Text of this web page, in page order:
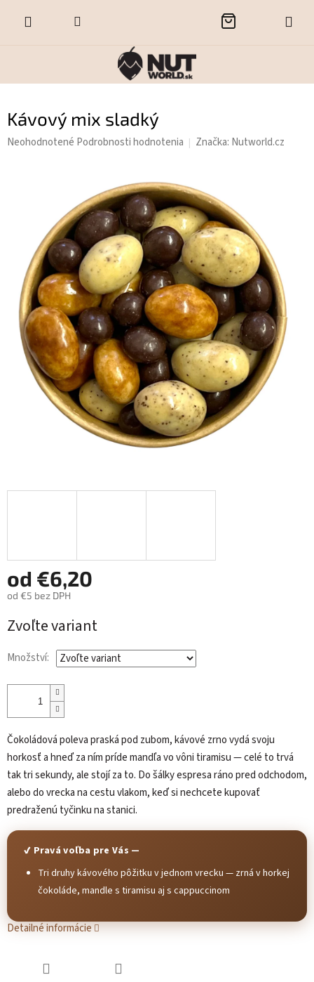
NÁKUPNÝ
Kávový mix sladký
Priemerné
hviezdičiek.
Neohodnotené Podrobnosti hodnotenia Značka: Nutworld.cz
od €6,20
od €5 bez DPH
cena:
Zvoľte variant
Množství:
Čokoládová poleva praská pod zubom, kávové zrno vydá svoju
horkosť a hneď za ním príde mandľa vo vôni tiramisu — celé to trvá
tak tri sekundy, ale stojí za to. Do šálky espresa ráno pred odchodom,
alebo do vrecka na cestu vlakom, keď si nechcete kupovať
predraženú tyčinku na stanici.
✔ Pravá voľba pre Vás —
Tri druhy kávového pôžitku v jednom vrecku — zrná v horkej
čokoláde, mandle s tiramisu aj s cappuccinom
Detailné informácie